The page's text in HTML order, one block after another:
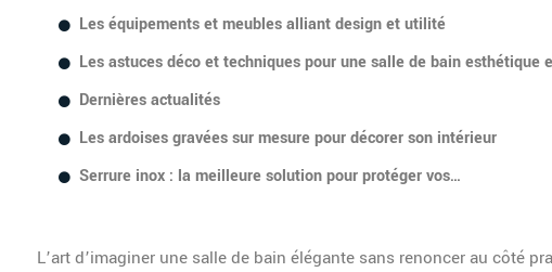
Les équipements et meubles alliant design et utilité
Les astuces déco et techniques pour une salle de bain esthétique
Dernières actualités
Les ardoises gravées sur mesure pour décorer son intérieur
Serrure inox : la meilleure solution pour protéger vos…
L’art d’imaginer une salle de bain élégante sans renoncer au côté